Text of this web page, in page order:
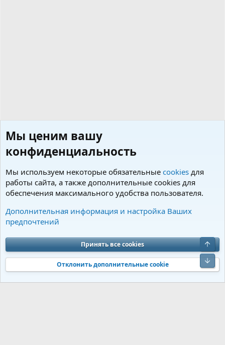
Теги
Cookies Charm by DCom
Обратная связь
Условия и правила
Политика конфиденциальности
Помощь
S
S
Community platform by XenForo® © 2010-2026 XenForo Ltd. Перевод от
Jumuro®|Media embeds via s9e/MediaSites
Мы ценим вашу
конфиденциальность
Мы используем некоторые обязательные cookies для
работы сайта, а также дополнительные cookies для
обеспечения максимального удобства пользователя.
Дополнительная информация и настройка Ваших
предпочтений
Принять все cookies
Отклонить дополнительные cookie
Верх
Низ